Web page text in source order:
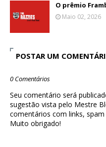
O prêmio
Maio 02, 2026
POSTAR UM
0 Comentários
Seu comentário será
sugestão vista pelo Mestre
comentários com links,
Muito obrigado!